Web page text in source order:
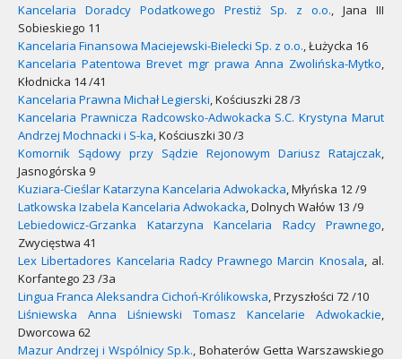
Kancelaria Doradcy Podatkowego Prestiż Sp. z o.o., Jana III
Sobieskiego 11
Kancelaria Finansowa Maciejewski-Bielecki Sp. z o.o., Łużycka 16
Kancelaria Patentowa Brevet mgr prawa Anna Zwolińska-Mytko,
Kłodnicka 14 /41
Kancelaria Prawna Michał Legierski, Kościuszki 28 /3
Kancelaria Prawnicza Radcowsko-Adwokacka S.C. Krystyna Marut
Andrzej Mochnacki i S-ka, Kościuszki 30 /3
Komornik Sądowy przy Sądzie Rejonowym Dariusz Ratajczak,
Jasnogórska 9
Kuziara-Cieślar Katarzyna Kancelaria Adwokacka, Młyńska 12 /9
Latkowska Izabela Kancelaria Adwokacka, Dolnych Wałów 13 /9
Lebiedowicz-Grzanka Katarzyna Kancelaria Radcy Prawnego,
Zwycięstwa 41
Lex Libertadores Kancelaria Radcy Prawnego Marcin Knosala, al.
Korfantego 23 /3a
Lingua Franca Aleksandra Cichoń-Królikowska, Przyszłości 72 /10
Liśniewska Anna Liśniewski Tomasz Kancelarie Adwokackie,
Dworcowa 62
Mazur Andrzej i Wspólnicy Sp.k., Bohaterów Getta Warszawskiego